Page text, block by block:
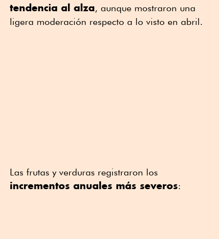
tendencia al alza, aunque mostraron una
ligera moderación respecto a lo visto en abril.
Las frutas y verduras registraron los
incrementos anuales más severos: